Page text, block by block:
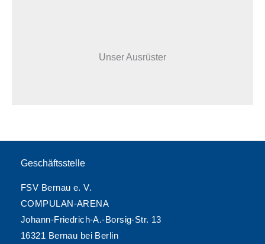
Unser Ausrüster
Geschäftsstelle
FSV Bernau e. V.
COMPULAN-ARENA
Johann-Friedrich-A.-Borsig-Str. 13
16321 Bernau bei Berlin